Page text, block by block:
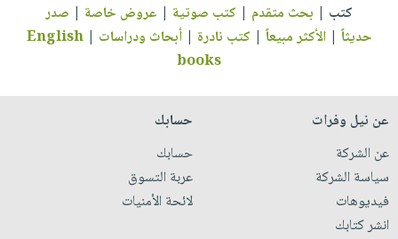
كتب | بحث متقدم | كتب صوتية | عروض خاصة | صدر
حديثاً |الأكثر مبيعاً | كتب نادرة |أبحاث ودراسات |
English
books
عن نيل وفرات
عن الشركة
سياسة الشركة
فيديوهات
انشر كتابك
حسابك
حسابك
عربة التسوق
لائحة الأمنيات